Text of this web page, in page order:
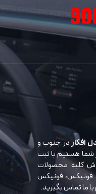
افکاردر جنوب و
شما هستیم با ثبت
کلیه محصولات
فونیکس، فونیکس